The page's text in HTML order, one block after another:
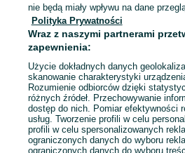
Mapa kategorii
Mapa miejscowości
Mapa ministron
Popularne wyszukiwania
nie będą miały wpływu na dane
Polityka Prywatności
Wraz z naszymi partnerami
zapewnienia:
Użycie dokładnych danych
skanowanie charakterystyki
Rozumienie odbiorców dzięki
różnych źródeł. Przechowywanie
dostęp do nich. Pomiar efektywności
usług. Tworzenie profili w celu
profili w celu spersonalizowanych
ograniczonych danych do wyboru
ograniczonych danych do wyboru